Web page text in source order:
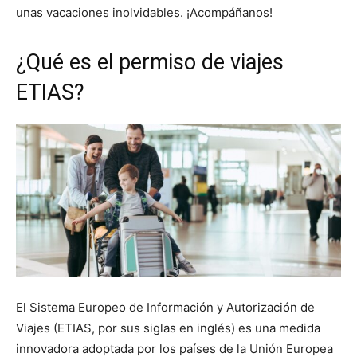
unas vacaciones inolvidables. ¡Acompáñanos!
¿Qué es el permiso de viajes
ETIAS?
El Sistema Europeo de Información y Autorización de
Viajes (ETIAS, por sus siglas en inglés) es una medida
innovadora adoptada por los países de la Unión Europea